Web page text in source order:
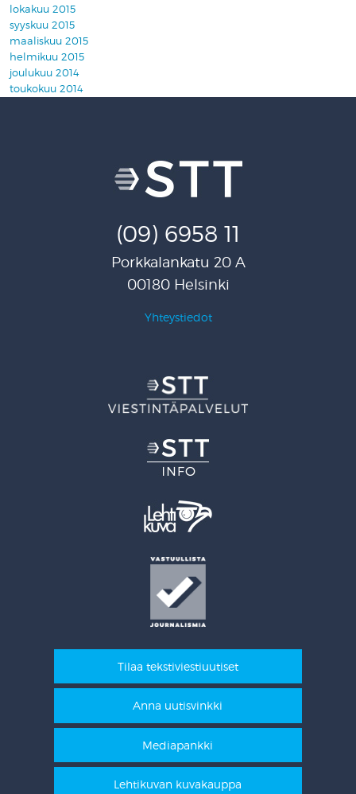
lokakuu 2015
syyskuu 2015
maaliskuu 2015
helmikuu 2015
joulukuu 2014
toukokuu 2014
(09) 6958 11
Porkkalankatu 20 A
00180 Helsinki
Yhteystiedot
Tilaa tekstiviestiuutiset
Anna uutisvinkki
Mediapankki
Lehtikuvan kuvakauppa